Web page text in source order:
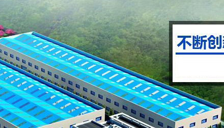
产品中心 厂房设备 售后服